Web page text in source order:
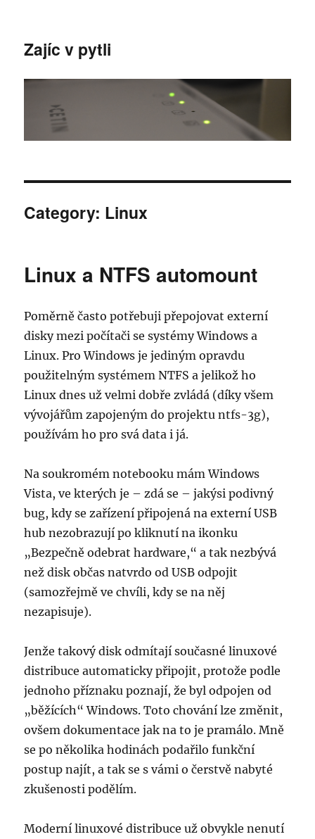
Zajíc v pytli
Category: Linux
Linux a NTFS automount
Poměrně často potřebuji přepojovat externí
disky mezi počítači se systémy Windows a
Linux. Pro Windows je jediným opravdu
použitelným systémem NTFS a jelikož ho
Linux dnes už velmi dobře zvládá (díky všem
vývojářům zapojeným do projektu ntfs-3g),
používám ho pro svá data i já.
Na soukromém notebooku mám Windows
Vista, ve kterých je – zdá se – jakýsi podivný
bug, kdy se zařízení připojená na externí USB
hub nezobrazují po kliknutí na ikonku
„Bezpečně odebrat hardware,“ a tak nezbývá
než disk občas natvrdo od USB odpojit
(samozřejmě ve chvíli, kdy se na něj
nezapisuje).
Jenže takový disk odmítají současné linuxové
distribuce automaticky připojit, protože podle
jednoho příznaku poznají, že byl odpojen od
„běžících“ Windows. Toto chování lze změnit,
ovšem dokumentace jak na to je pramálo. Mně
se po několika hodinách podařilo funkční
postup najít, a tak se s vámi o čerstvě nabyté
zkušenosti podělím.
Moderní linuxové distribuce už obvykle nenutí